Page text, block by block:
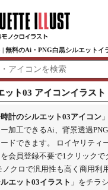
無料のAi・PNG白黒シルエットイ
ット03 アイコンイラスト
計のシルエット03アイコン
加工できるAi、背景透過
ドできます。 ロイヤリティ
会員登録不要で1クリックで
クロで汎用性も高く商用利
エット03イラスト 」をチラ